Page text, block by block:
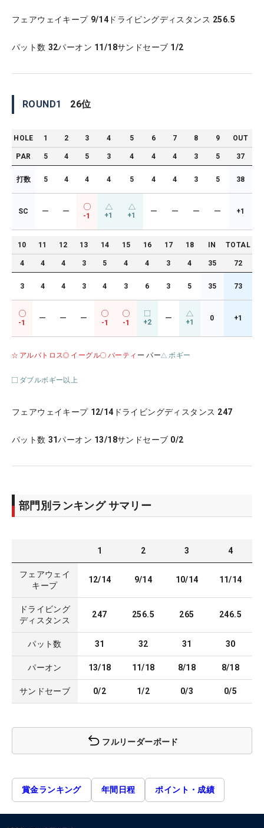
フェアウェイキープ 9/14 ドライビングディスタンス 256.5
パット数 32パーオン 11/18サンドセーブ 1/2
ROUND1 26位
HOLE 1 2 3 4 5 6 7 8 9 OUT
PAR 5 4 5 3 4 4 4 3 5 37
打数 5 4 4 4 5 4 4 3 5 38
SC ー ー
-1 +1 +1 ー ー ー ー +1
10 11 12 13 14 15 16 17 18 IN TOTAL
4 4 4 3 5 4 4 3 4 35 72
3 4 4 3 4 3 6 3 5 35 73
-1
ー ー ー
-1 -1 +2 ー +1 0 +1
アルバトロス イーグル バーティ ー パー ボギー
ダブルボギー以上
フェアウェイキープ 12/14 ドライビングディスタンス 247
パット数 31パーオン 13/18サンドセーブ 0/2
部門別ランキング サマリー
1 2 3 4
フェアウェイ
キープ
12/14 9/14 10/14 11/14
ドライビング
ディスタンス
247 256.5 265 246.5
パット数 31 32 31 30
パーオン 13/18 11/18 8/18 8/18
サンドセーブ 0/2 1/2 0/3 0/5
フルリーダーボード
賞金ランキング 年間日程 ポイント・成績